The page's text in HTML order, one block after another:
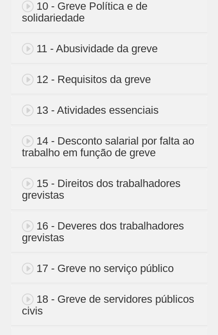
10 - Greve Política e de
solidariedade
11 - Abusividade da greve
12 - Requisitos da greve
13 - Atividades essenciais
14 - Desconto salarial por falta ao
trabalho em função de greve
15 - Direitos dos trabalhadores
grevistas
16 - Deveres dos trabalhadores
grevistas
17 - Greve no serviço público
18 - Greve de servidores públicos
civis